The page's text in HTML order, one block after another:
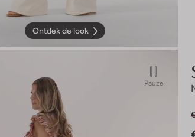
Ontdek de look
Pauze